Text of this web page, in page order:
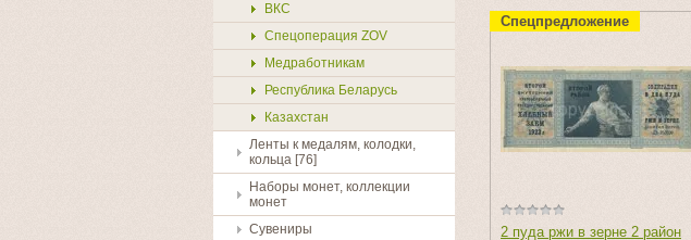
ВКС
Спецоперация ZOV
Медработникам
Республика Беларусь
Казахстан
Ленты к медалям, колодки,
кольца [76]
Наборы монет, коллекции
монет
Сувениры
Спецпредложение
2 пуда ржи в зерне 2 район